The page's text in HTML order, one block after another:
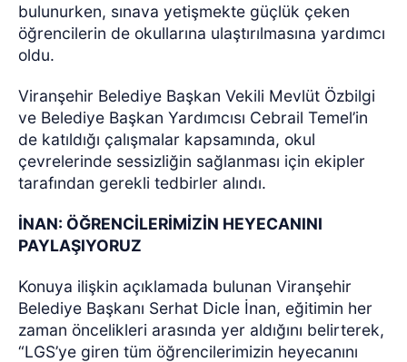
bulunurken, sınava yetişmekte güçlük çeken
öğrencilerin de okullarına ulaştırılmasına yardımcı
oldu.
Viranşehir Belediye Başkan Vekili Mevlüt Özbilgi
ve Belediye Başkan Yardımcısı Cebrail Temel’in
de katıldığı çalışmalar kapsamında, okul
çevrelerinde sessizliğin sağlanması için ekipler
tarafından gerekli tedbirler alındı.
İNAN: ÖĞRENCİLERİMİZİN HEYECANINI
PAYLAŞIYORUZ
Konuya ilişkin açıklamada bulunan Viranşehir
Belediye Başkanı Serhat Dicle İnan, eğitimin her
zaman öncelikleri arasında yer aldığını belirterek,
“LGS’ye giren tüm öğrencilerimizin heyecanını